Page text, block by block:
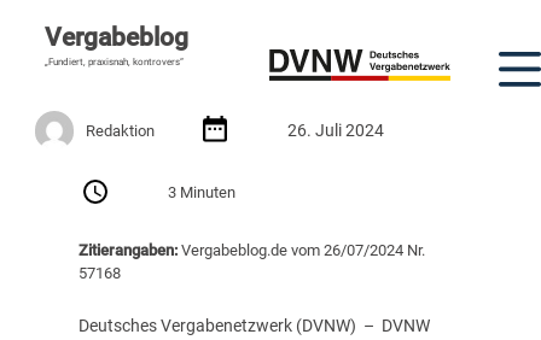
Vergabeblog
„Fundiert, praxisnah, kontrovers“
Redaktion 26. Juli 2024
3 Minuten
Zitierangaben:Vergabeblog.de vom 26/07/2024 Nr.
57168
Deutsches Vergabenetzwerk (DVNW)
  –
DVNW